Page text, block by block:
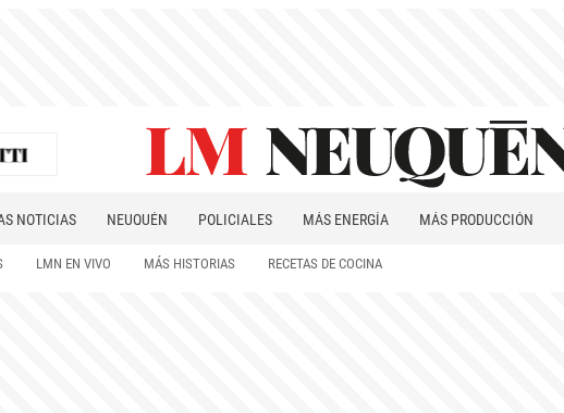
NOTICIAS NEUQUÉN POLICIALES MÁS ENERGÍA MÁS PRODUCCIÓN
LMN EN VIVO MÁS HISTORIAS RECETAS DE COCINA